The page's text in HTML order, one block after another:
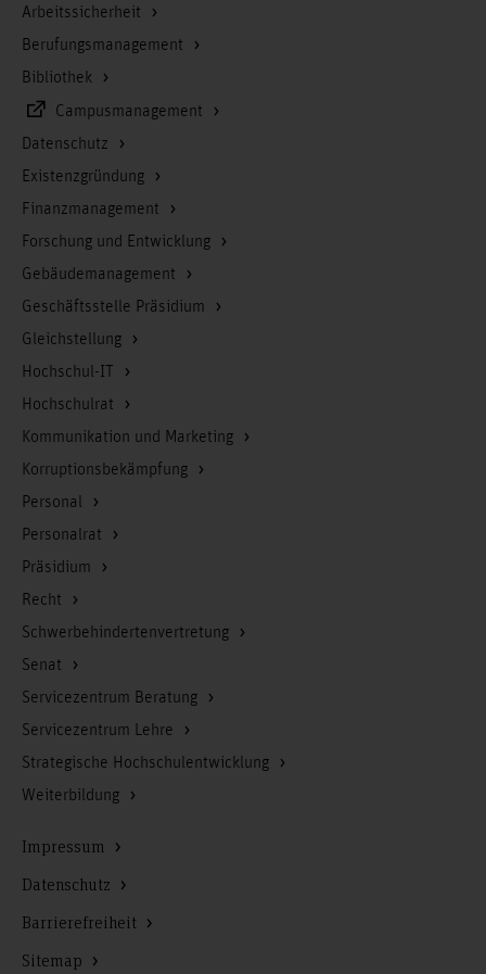
Arbeitssicherheit
Berufungsmanagement
Bibliothek
Campusmanagement
Datenschutz
Existenzgründung
Finanzmanagement
Forschung und Entwicklung
Gebäudemanagement
Geschäftsstelle Präsidium
Gleichstellung
Hochschul-IT
Hochschulrat
Kommunikation und Marketing
Korruptionsbekämpfung
Personal
Personalrat
Präsidium
Recht
Schwerbehindertenvertretung
Senat
Servicezentrum Beratung
Servicezentrum Lehre
Strategische Hochschulentwicklung
Weiterbildung
Impressum
Datenschutz
Barrierefreiheit
Sitemap